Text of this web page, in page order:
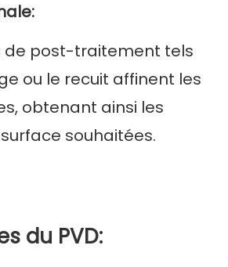
de post-traitement tels
ou le recuit affinent les
obtenant ainsi les
souhaitées.
du PVD: